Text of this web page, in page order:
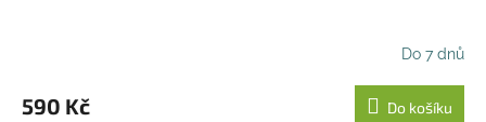
Do 7 dnů
590 Kč Do košíku